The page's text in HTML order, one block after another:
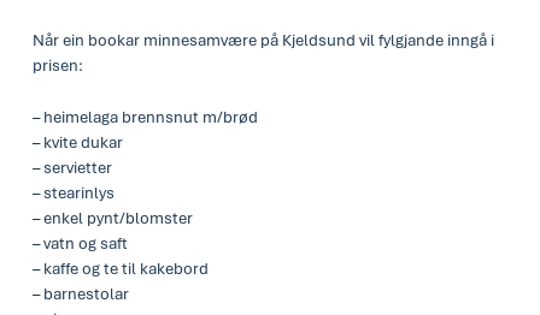
Når ein bookar minnesamvære på Kjeldsund vil fylgjande inngå i
prisen:
– heimelaga brennsnut m/brød
– kvite dukar
– servietter
– stearinlys
– enkel pynt/blomster
– vatn og saft
– kaffe og te til kakebord
– barnestolar